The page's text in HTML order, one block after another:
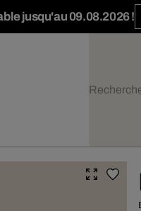
jusqu'au 09.08.2026 !